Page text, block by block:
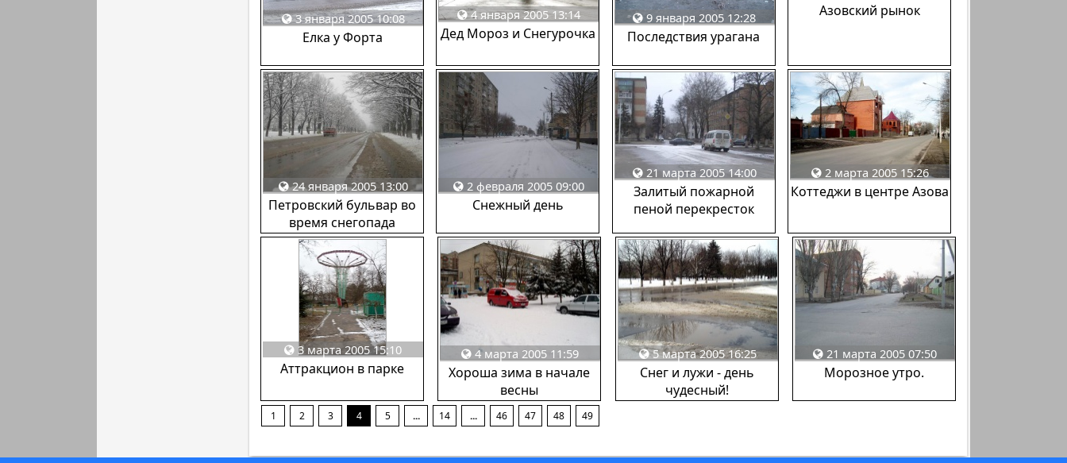
3 января 2005 10:08
Елка у Форта
4 января 2005 13:14
Дед Мороз и Снегурочка
9 января 2005 12:28
Последствия урагана
Азовский рынок
24 января 2005 13:00
Петровский бульвар во
время снегопада
2 февраля 2005 09:00
Снежный день
21 марта 2005 14:00
Залитый пожарной
пеной перекресток
2 марта 2005 15:26
Коттеджи в центре Азова
3 марта 2005 15:10
Аттракцион в парке
4 марта 2005 11:59
Хороша зима в начале
весны
5 марта 2005 16:25
Снег и лужи - день
чудесный!
21 марта 2005 07:50
Морозное утро.
1 2 3 4 5 ... 14 ... 46 47 48 49